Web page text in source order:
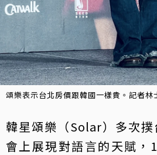
頌樂表示台北房價跟韓國一樣貴。記者林
韓星頌樂（Solar）多次
會上展現對語言的天賦，